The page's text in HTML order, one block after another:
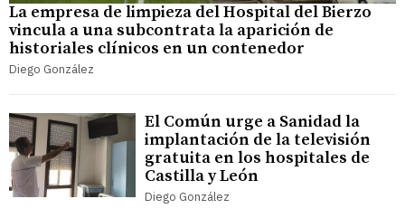
La empresa de limpieza del Hospital del Bierzo
vincula a una subcontrata la aparición de
historiales clínicos en un contenedor
Diego González
El Común urge a Sanidad la
implantación de la televisión
gratuita en los hospitales de
Castilla y León
Diego González